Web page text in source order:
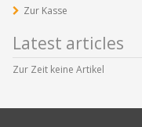
Zur Kasse
Latest articles
Zur Zeit keine Artikel